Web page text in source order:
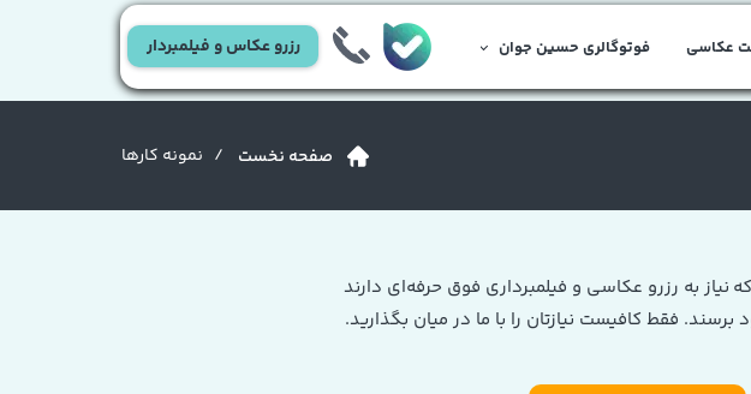
عکاسی فوتوگالری حسین جوان رزرو عکاس و فیلمبردار
صفحه نخست / نمونه کارها
نیاز به رزرو عکاسی و فیلمبرداری فوق حرفه‌ای دارند
فقط کافیست نیازتان را با ما در میان بگذارید.